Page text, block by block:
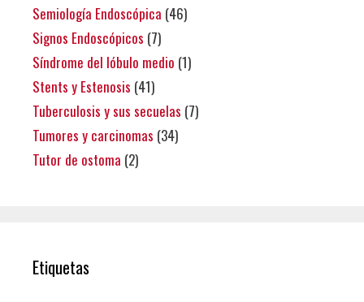
Semiología Endoscópica (46)
Signos Endoscópicos (7)
Síndrome del lóbulo medio (1)
Stents y Estenosis (41)
Tuberculosis y sus secuelas (7)
Tumores y carcinomas (34)
Tutor de ostoma (2)
Etiquetas